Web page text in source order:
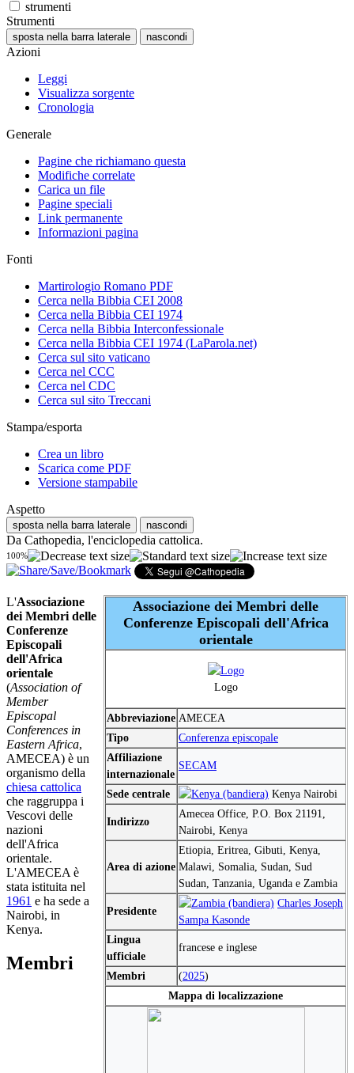
strumenti
Strumenti
sposta nella barra laterale nascondi
Azioni
Leggi
Visualizza sorgente
Cronologia
Generale
Pagine che richiamano questa
Modifiche correlate
Carica un file
Pagine speciali
Link permanente
Informazioni pagina
Fonti
Martirologio Romano PDF
Cerca nella Bibbia CEI 2008
Cerca nella Bibbia CEI 1974
Cerca nella Bibbia Interconfessionale
Cerca nella Bibbia CEI 1974 (LaParola.net)
Cerca sul sito vaticano
Cerca nel CCC
Cerca nel CDC
Cerca sul sito Treccani
Stampa/esporta
Crea un libro
Scarica come PDF
Versione stampabile
Aspetto
sposta nella barra laterale nascondi
Da Cathopedia, l'enciclopedia cattolica.
100%
Associazione dei Membri delle
Conferenze Episcopali dell'Africa
orientale
Logo
Abbreviazione AMECEA
Tipo
Conferenza episcopale
Affiliazione
internazionale
SECAM
Sede centrale Kenya Nairobi
Indirizzo
Amecea Office, P.O. Box 21191,
Nairobi, Kenya
Area di azione
Etiopia, Eritrea, Gibuti, Kenya,
Malawi, Somalia, Sudan, Sud
Sudan, Tanzania, Uganda e Zambia
Presidente
Charles Joseph
Sampa Kasonde
Lingua
ufficiale
francese e inglese
Membri (2025)
Mappa di localizzazione
L'Associazione
dei Membri delle
Conferenze
Episcopali
dell'Africa
orientale
(Association of
Member
Episcopal
Conferences in
Eastern Africa,
AMECEA) è un
organismo della
chiesa cattolica
che raggruppa i
Vescovi delle
nazioni
dell'Africa
orientale.
L'AMECEA è
stata istituita nel
1961 e ha sede a
Nairobi, in
Kenya.
Membri